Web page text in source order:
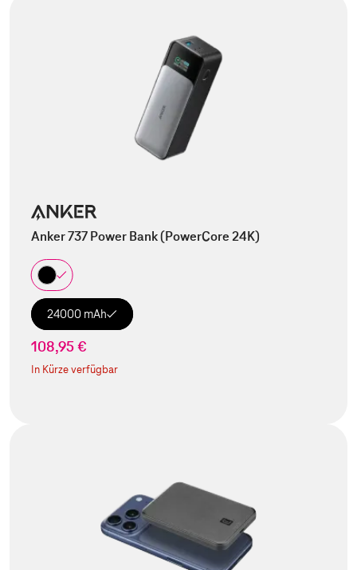
Anker 737 Power Bank (PowerCore 24K)
24000 mAh
108,95 €
In Kürze verfügbar